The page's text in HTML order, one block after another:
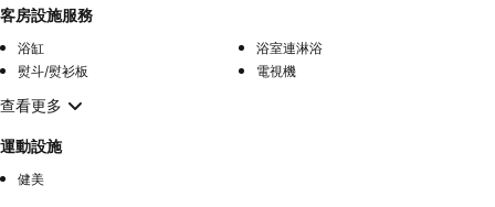
客房設施服務
浴缸
浴室連淋浴
熨斗/熨衫板
電視機
查看更多
運動設施
健美